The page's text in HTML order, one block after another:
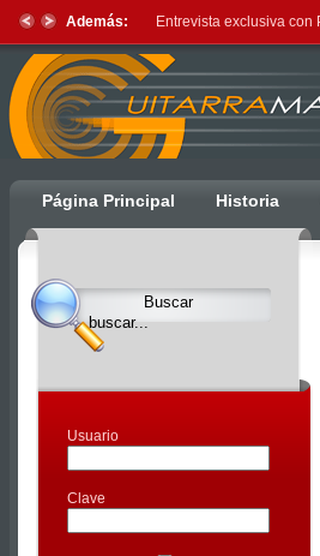
Además: Entrevista exclusiva con
Página Principal Historia
Usuario
Clave
Ulti
Clocks,
an
Ulti
Joomla
product
Extensions
Joomla
Templates